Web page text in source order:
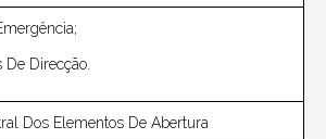
De Direcção.
Dos Elementos De Abertura